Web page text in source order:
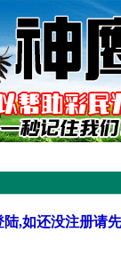
,如还没注册请